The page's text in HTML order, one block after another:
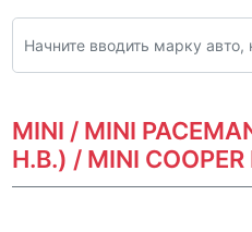
MINI / MINI
Н.В.) / MINI COOPER